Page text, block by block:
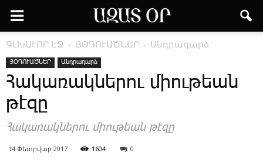
ԳԼԽԱՒՈՐ ԷՋ ՅՕԴՈՒԱԾՆԵՐ Անդրադարձ
ՅՕԴՈՒԱԾՆԵՐ Անդրադարձ
Հակառակներու միութեան
թէզը
Հակառակներու միութեան թէզը
14 Փետրվար 2017 1604 0